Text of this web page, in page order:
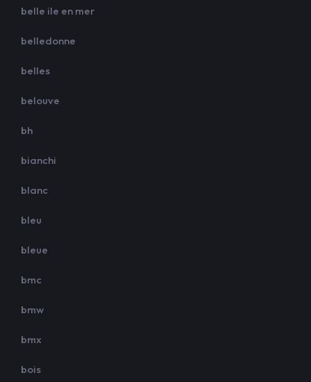
belle ile en mer
belledonne
belles
belouve
bh
bianchi
blanc
bleu
bleue
bmc
bmw
bmx
bois